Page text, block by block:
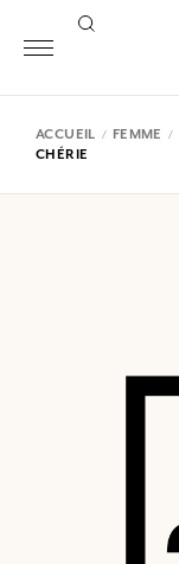
ACCUEIL FEMME
CHÉRIE